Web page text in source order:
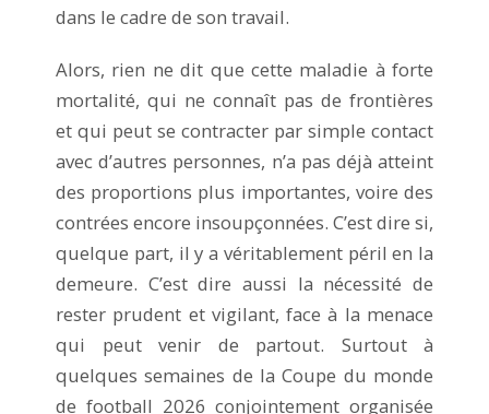
dans le cadre de son travail.
Alors, rien ne dit que cette maladie à forte
mortalité, qui ne connaît pas de frontières
et qui peut se contracter par simple contact
avec d’autres personnes, n’a pas déjà atteint
des proportions plus importantes, voire des
contrées encore insoupçonnées. C’est dire si,
quelque part, il y a véritablement péril en la
demeure. C’est dire aussi la nécessité de
rester prudent et vigilant, face à la menace
qui peut venir de partout. Surtout à
quelques semaines de la Coupe du monde
de football 2026 conjointement organisée